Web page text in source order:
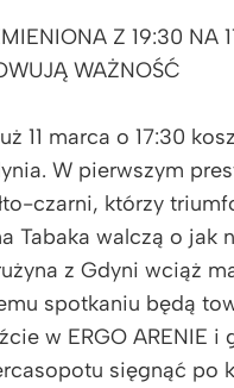
Z 19:30 NA
WAŻNOŚĆ
11 marca o 17:30
W pierwszym
czarni, którzy
Tabaka walczą o jak
z Gdyni wciąż
spotkaniu będą
w ERGO ARENIE i
sięgnąć po